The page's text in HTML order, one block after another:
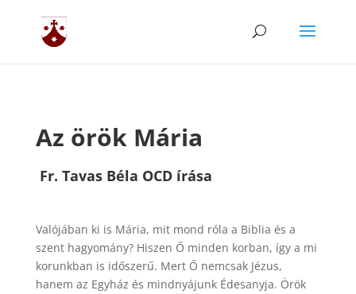
Az örök Mária
Fr. Tavas Béla OCD írása
Valójában ki is Mária, mit mond róla a Biblia és a
szent hagyomány? Hiszen Ő minden korban, így a mi
korunkban is időszerű. Mert Ő nemcsak Jézus,
hanem az Egyház és mindnyájunk Édesanyja. Örök